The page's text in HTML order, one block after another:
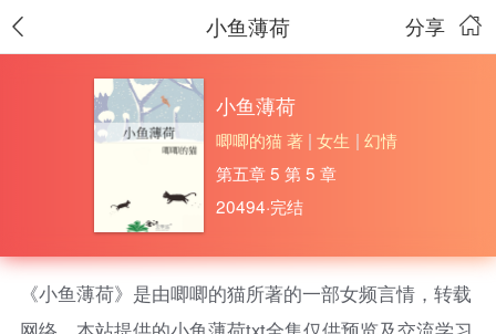
分享
小鱼薄荷
小鱼薄荷
唧唧的猫 著 |女生 | 幻情
第五章 5 第 5 章
20494·完结
《小鱼薄荷》是由唧唧的猫所著的一部女频言情，转载